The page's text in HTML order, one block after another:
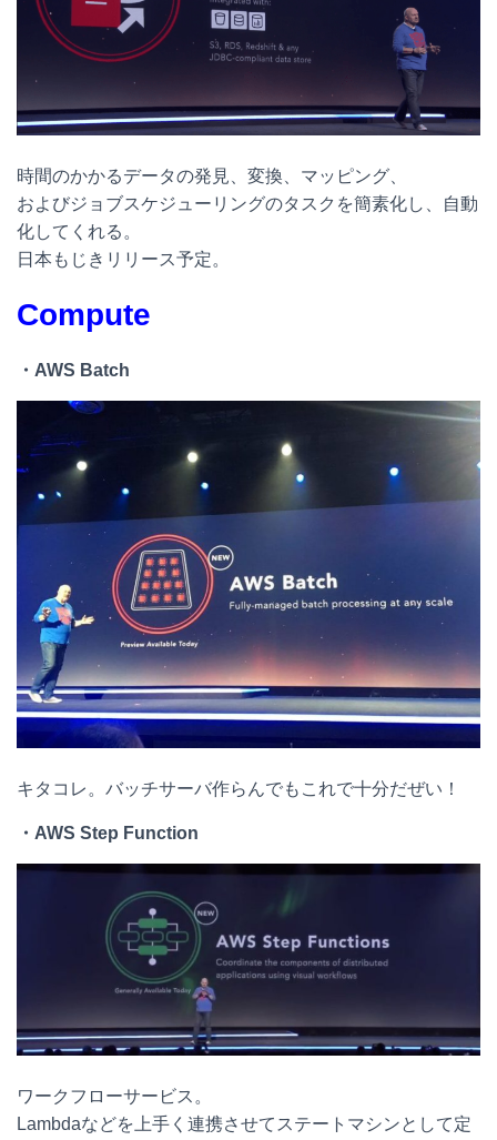
時間のかかるデータの発見、変換、マッピング、
およびジョブスケジューリングのタスクを簡素化し、自動
化してくれる。
日本もじきリリース予定。
Compute
・AWS Batch
キタコレ。バッチサーバ作らんでもこれで十分だぜい！
・ AWS Step Function
ワークフローサービス。
Lambdaなどを上手く連携させてステートマシンとして定